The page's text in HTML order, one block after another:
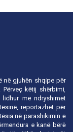
në gjuhën shqipe për
këtij shërbimi,
me ndryshimet
reportazhet për
në parashikimin e
e kanë bërë